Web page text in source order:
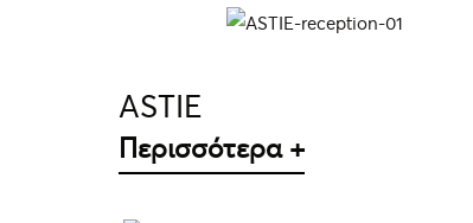
ΛΕΠΤΟΜΈΡΕΙΕΣ
ASTIE
Περισσότερα +